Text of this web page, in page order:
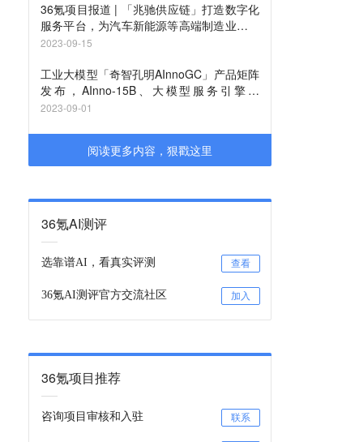
36氪项目报道 | 「兆驰供应链」打造数字化
服务平台，为汽车新能源等高端制造业提供
全链路供应链服务
2023-09-15
工业大模型「奇智孔明AInnoGC」产品矩阵
发布，AInno-15B、大模型服务引擎、
ChatX 落地
2023-09-01
阅读更多内容，狠戳这里
36氪AI测评
选靠谱AI，看真实评测 查看
36氪AI测评官方交流社区 加入
36氪项目推荐
咨询项目审核和入驻 联系